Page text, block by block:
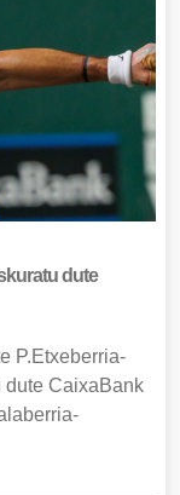
dute
P.Etxeberria-
dute CaixaBank